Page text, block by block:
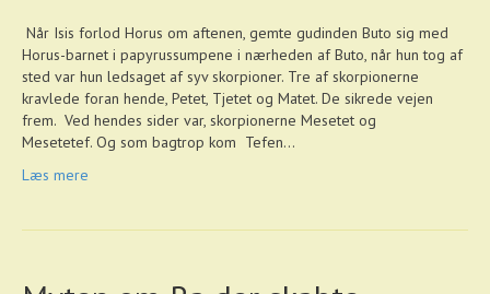
Når Isis forlod Horus om aftenen, gemte gudinden Buto sig med
Horus-barnet i papyrussumpene i nærheden af Buto, når hun tog af
sted var hun ledsaget af syv skorpioner. Tre af skorpionerne
kravlede foran hende, Petet, Tjetet og Matet. De sikrede vejen
frem. Ved hendes sider var, skorpionerne Mesetet og
Mesetetef. Og som bagtrop kom Tefen…
Læs mere